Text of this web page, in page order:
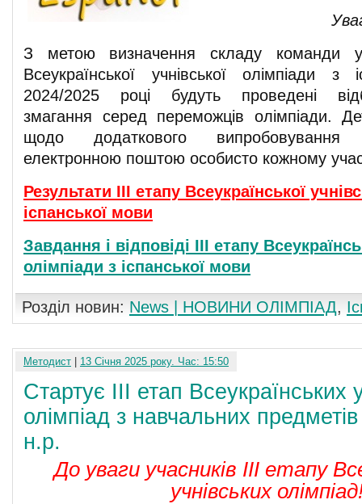
З метою визначення складу команди
Всеукраїнської учнівської олімпіади
2024/2025 році будуть проведені
змагання серед переможців олімпіади.
щодо додаткового випробовування
електронною поштою особисто кожному
Результати ІІІ етапу Всеукраїнської
іспанської мови
Завдання і відповіді ІІІ етапу
олімпіади з іспанської мови
Розділ новин: News | НОВИНИ ОЛІМПІАД,
Методист 13 Січня 2025 року. Час: 15:50
Стартує ІІІ етап Всеукраїнських
олімпіад з навчальних
н.р.
До уваги учасників ІІІ етапу
учнівських